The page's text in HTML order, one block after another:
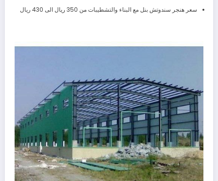
سعر هنجر سندوتش بنل مع البناء والتشطيبات من 350 ريال الى 430 ريال